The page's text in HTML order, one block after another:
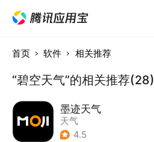
首页 软件 相关推荐
“碧空天气”的相关推荐(28)
墨迹天气
天气
4.5